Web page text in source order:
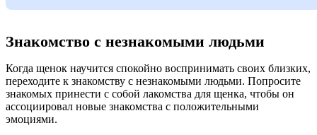
Знакомство с незнакомыми людьми
Когда щенок научится спокойно воспринимать своих близких,
переходите к знакомству с незнакомыми людьми. Попросите
знакомых принести с собой лакомства для щенка, чтобы он
ассоциировал новые знакомства с положительными
эмоциями.